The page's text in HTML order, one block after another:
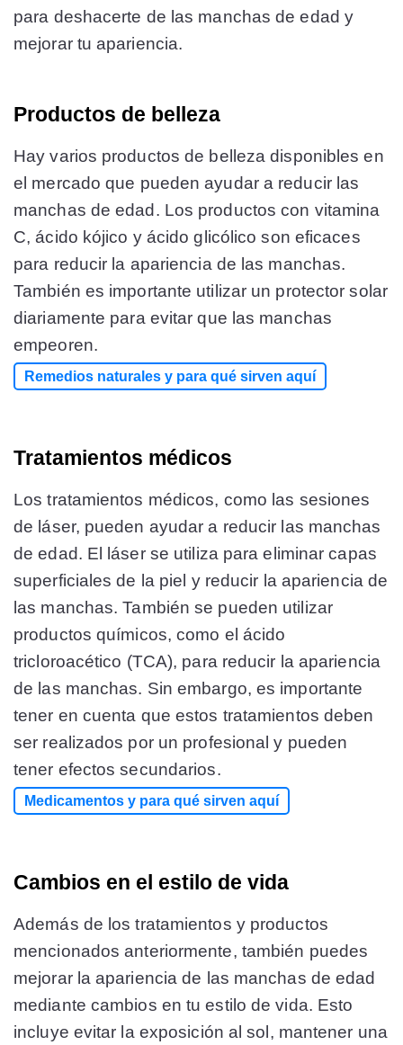
para deshacerte de las manchas de edad y
mejorar tu apariencia.
Productos de belleza
Hay varios productos de belleza disponibles en
el mercado que pueden ayudar a reducir las
manchas de edad. Los productos con vitamina
C, ácido kójico y ácido glicólico son eficaces
para reducir la apariencia de las manchas.
También es importante utilizar un protector solar
diariamente para evitar que las manchas
empeoren.
Remedios naturales y para qué sirven aquí
Tratamientos médicos
Los tratamientos médicos, como las sesiones
de láser, pueden ayudar a reducir las manchas
de edad. El láser se utiliza para eliminar capas
superficiales de la piel y reducir la apariencia de
las manchas. También se pueden utilizar
productos químicos, como el ácido
tricloroacético (TCA), para reducir la apariencia
de las manchas. Sin embargo, es importante
tener en cuenta que estos tratamientos deben
ser realizados por un profesional y pueden
tener efectos secundarios.
Medicamentos y para qué sirven aquí
Cambios en el estilo de vida
Además de los tratamientos y productos
mencionados anteriormente, también puedes
mejorar la apariencia de las manchas de edad
mediante cambios en tu estilo de vida. Esto
incluye evitar la exposición al sol, mantener una